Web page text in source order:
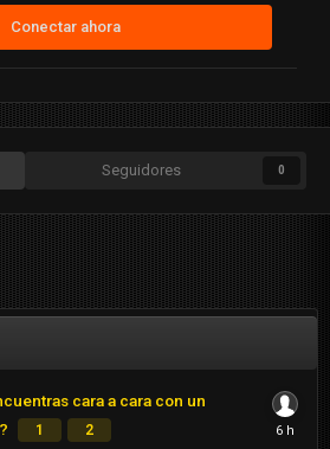
Conectar ahora
Seguidores 0
cara a cara con un
1 2